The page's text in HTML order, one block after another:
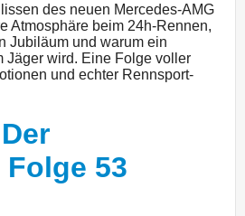
des neuen Mercedes-AMG
Atmosphäre beim 24h-Rennen,
Jubiläum und warum ein
Jäger wird. Eine Folge voller
und echter Rennsport-
53